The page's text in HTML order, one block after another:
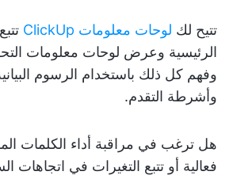
تتيح لك لوحات معلومات ClickUp
الرئيسية وعرض لوحات معلومات
وفهم كل ذلك باستخدام الرسوم
وأشرطة التقدم.
هل ترغب في مراقبة أداء الكلمات
فعالية أو تتبع التغيرات في اتجاهات